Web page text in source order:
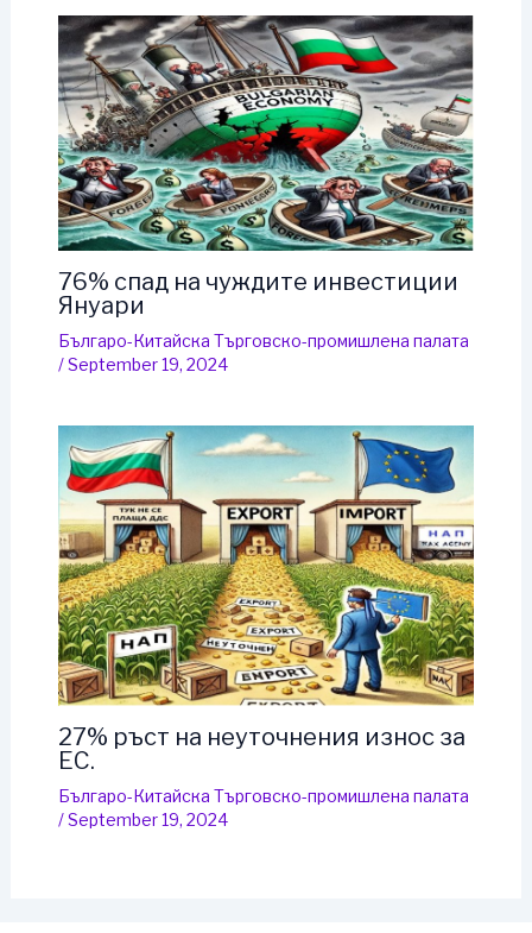
76% спад на чуждите инвестиции
Януари
Българо-Китайска Търговско-промишлена палaта
/September 19, 2024
27% ръст на неуточнения износ за
ЕС.
Българо-Китайска Търговско-промишлена палaта
/September 19, 2024